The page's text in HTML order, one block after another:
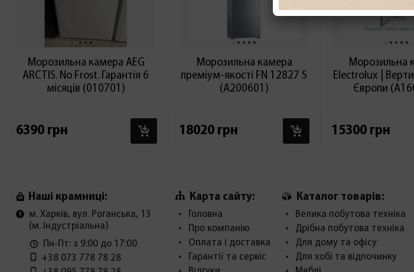
Морозильна камера AEG
ARCTIS. No Frost. Гарантія 6
місяців (010701)
6390 грн
В КОШИК
Морозильна камера
преміум-якості FN 12827 S
(А200601)
18020 грн
В КОШИК
Морозильна
Electrolux |
Європи
15300 грн
Наші крамниці:
м. Харків, вул. Роганська, 13
(м. Індустріальна)
Пн-Пт: з 9:00 до 17:00
+38 073 778 78 28
Карта сайту:
Головна
Про компанію
Оплата і доставка
Гарантії та сервіс
Каталог товарів:
Велика побутова техніка
Дрібна побутова техніка
Для дому та офісу
Для хобі та відпочинку